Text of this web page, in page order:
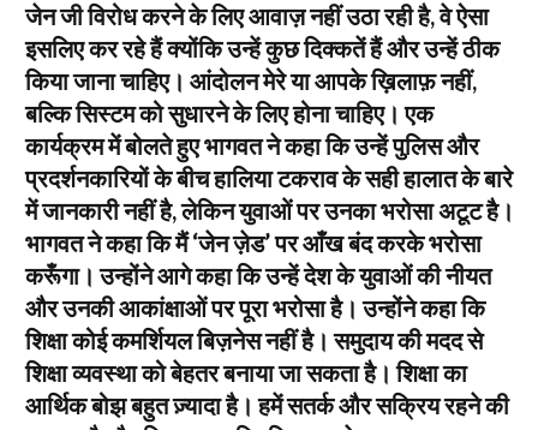
जेन जी विरोध करने के लिए आवाज़ नहीं उठा रही है, वे ऐसा
इसलिए कर रहे हैं क्योंकि उन्हें कुछ दिक्कतें हैं और उन्हें ठीक
किया जाना चाहिए। आंदोलन मेरे या आपके ख़िलाफ़ नहीं,
बल्कि सिस्टम को सुधारने के लिए होना चाहिए। एक
कार्यक्रम में बोलते हुए भागवत ने कहा कि उन्हें पुलिस और
प्रदर्शनकारियों के बीच हालिया टकराव के सही हालात के बारे
में जानकारी नहीं है, लेकिन युवाओं पर उनका भरोसा अटूट है।
भागवत ने कहा कि मैं ‘जेन ज़ेड’ पर आँख बंद करके भरोसा
करूँगा। उन्होंने आगे कहा कि उन्हें देश के युवाओं की नीयत
और उनकी आकांक्षाओं पर पूरा भरोसा है। उन्होंने कहा कि
शिक्षा कोई कमर्शियल बिज़नेस नहीं है। समुदाय की मदद से
शिक्षा व्यवस्था को बेहतर बनाया जा सकता है। शिक्षा का
आर्थिक बोझ बहुत ज़्यादा है। हमें सतर्क और सक्रिय रहने की